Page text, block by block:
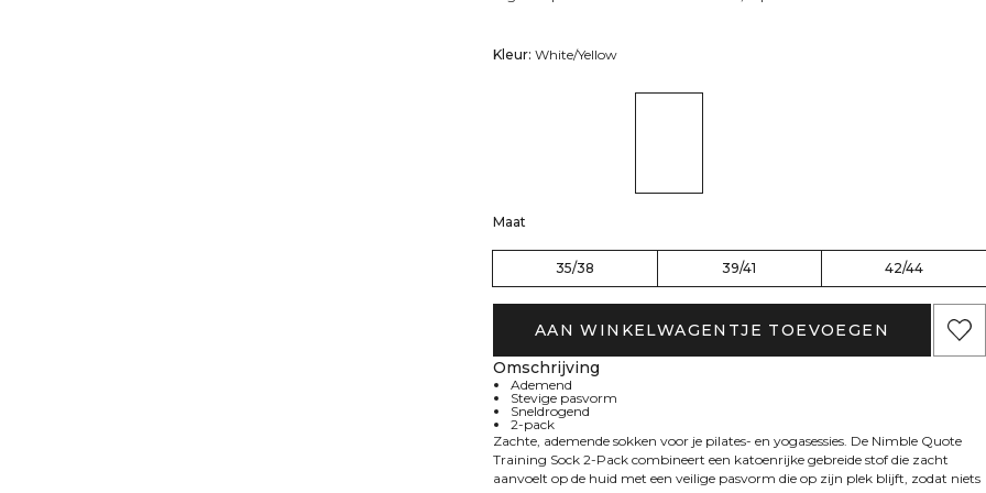
Kleur: White/Yellow
Maat
35/38 39/41 42/44
AAN WINKELWAGENTJE TOEVOEGEN
Omschrijving
Ademend
Stevige pasvorm
Sneldrogend
2-pack
Zachte, ademende sokken voor je pilates- en yogasessies. De Nimble Quote
Training Sock 2-Pack combineert een katoenrijke gebreide stof die zacht
aanvoelt op de huid met een veilige pasvorm die op zijn plek blijft, zodat niets